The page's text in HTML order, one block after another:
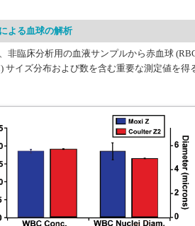
よる血球の解析
非臨床分析用の血液サンプルから赤血球
サイズ分布および数を含む重要な測定値を得